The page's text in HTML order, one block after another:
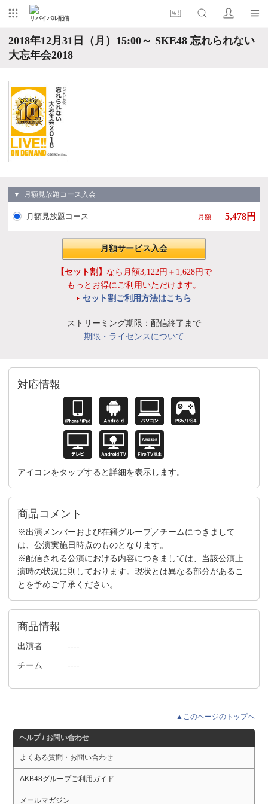
リバイバル配信
2018年12月31日（月）15:00～ SKE48 忘れられない
大忘年会2018
▼ 月額見放題コース入会
月額見放題コース 月額 5,478円
月額サービス入会
【セット割】 なら月額3,122円＋1,628円で
もっとお得にご利用いただけます。
セット割ご利用方法はこちら
ストリーミング期限：配信終了まで
期限・ライセンスについて
対応情報
アイコンをタップすると詳細を表示します。
商品コメント
※出演メンバーおよび在籍グループ／チームにつきまして
は、公演実施日時点のものとなります。
※配信される公演における内容につきましては、当該公演上
演時の状況に則しております。現状とは異なる部分があるこ
とを予めご了承ください。
商品情報
出演者 ----
チーム ----
▲このページのトップへ
ヘルプ / お問い合わせ
よくある質問・お問い合わせ
AKB48グループご利用ガイド
メールマガジン